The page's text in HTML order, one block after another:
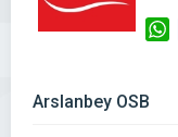
Arslanbey OSB